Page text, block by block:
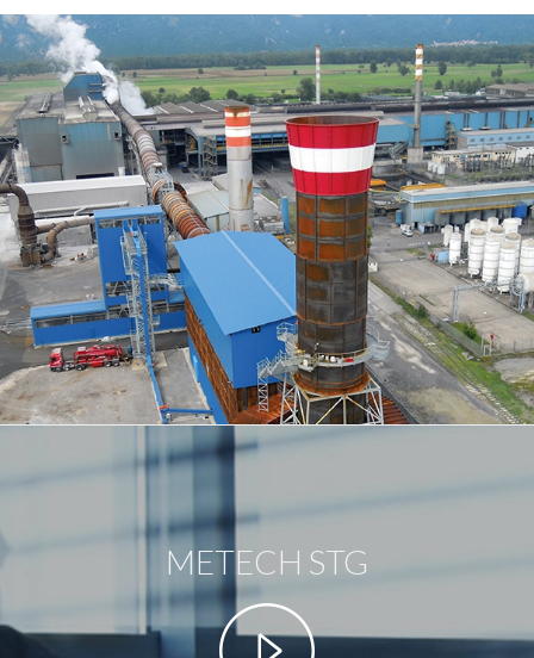
METECH STG